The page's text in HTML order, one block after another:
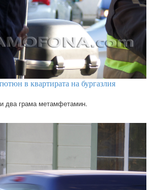
в квартирата на бургазлия
два грама метамфетамин.